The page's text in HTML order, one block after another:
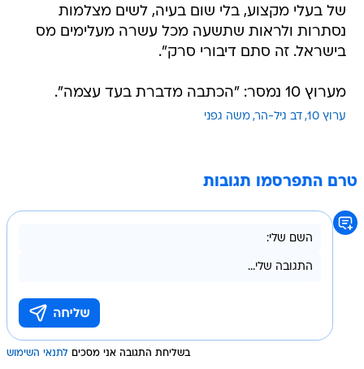
של בעלי מקצוע, בלי שום בעיה, לשים מצלמות
נסתרות ולראות שתשעה מכל עשרה מעלימים מס
בישראל. זה סתם דיבורי סרק".
מערוץ 10 נמסר: "הכתבה מדברת בעד עצמה".
ערוץ 10 דב גיל-הר משה גפני
טרם התפרסמו תגובות
בשליחת התגובה אני מסכים לתנאי השימוש